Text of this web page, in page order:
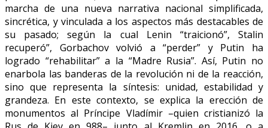
marcha de una nueva narrativa nacional simplificada,
sincrética, y vinculada a los aspectos más destacables de
su pasado; según la cual Lenin “traicionó”, Stalin
recuperó”, Gorbachov volvió a “perder” y Putin ha
logrado “rehabilitar” a la “Madre Rusia”. Así, Putin no
enarbola las banderas de la revolución ni de la reacción,
sino que representa la síntesis: unidad, estabilidad y
grandeza. En este contexto, se explica la erección de
monumentos al Príncipe Vladímir –quien cristianizó la